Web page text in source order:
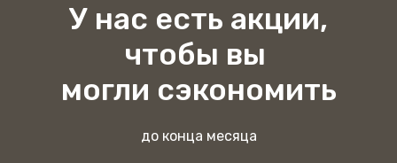
У нас есть акции,
чтобы вы
могли сэкономить
до конца месяца